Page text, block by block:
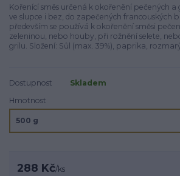
Kořenící směs určená k okořenění pečených
ve slupce i bez, do zapečených francouských
především se používá k okořenění směsi
zeleninou, nebo houby, při rožnění selete,
grilu. Složení: Sůl (max. 39%), paprika,
Dostupnost
Skladem
Hmotnost
288 Kč/ks